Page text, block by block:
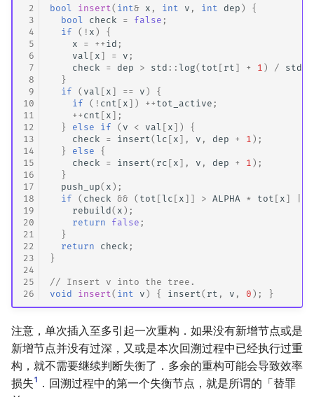
2
3
4
5
6
7
8
9
10
11
12
13
14
15
16
17
18
19
20
21
22
23
24
25
26
bool
insert( int& x , int v , int dep )
{
bool
check = false ;
if
( ! x )
{
x
= ++ id ;
val [ x ] = v ;
check
= dep > std ::log( tot [ rt ] + 1 ) / std
}
if
( val [ x ] == v )
{
if
( ! cnt [ x ]) ++ tot_active ;
++ cnt [ x ];
}
else if ( v < val [ x ])
{
check
= insert(lc [ x ], v , dep + 1 );
}
else
{
check
= insert( rc [ x ], v , dep + 1 );
}
push_up( x );
if
( check && ( tot [lc [ x ]] > ALPHA * tot [ x ]
rebuild( x );
return
false ;
}
return
check ;
}
// Insert v into the tree.
void
insert( int v ) { insert( rt , v , 0 ); }
注意，单次插入至多引起一次重构．如果没有新增节点或是
新增节点并没有过深，又或是本次回溯过程中已经执行过重
构，就不需要继续判断失衡了．多余的重构可能会导致效率
损失1
．回溯过程中的第一个失衡节点，就是所谓的「替罪